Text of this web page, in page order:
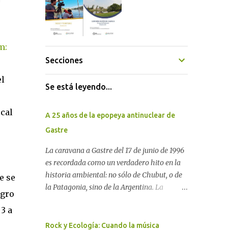
se
a
Secciones
Se está leyendo...
A 25 años de la epopeya antinuclear de
Gastre
La caravana a Gastre del 17 de junio de 1996
es recordada como un verdadero hito en la
historia ambiental: no sólo de Chubut, o de
la Patagonia, sino de la Argentina. La
para construir un basurero de residuos
Rock y Ecología: Cuando la música